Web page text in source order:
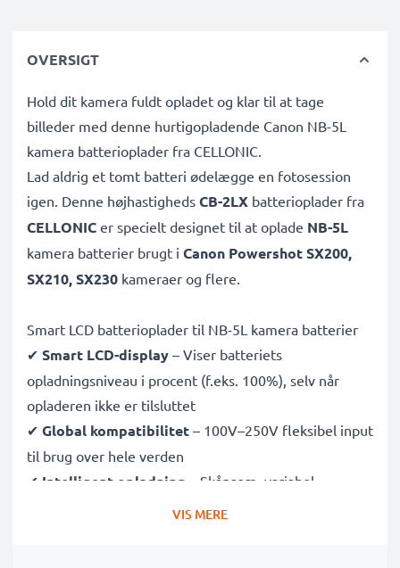
OVERSIGT
Hold dit kamera fuldt opladet og klar til at tage
billeder med denne hurtigopladende Canon NB-5L
kamera batterioplader fra CELLONIC.
Lad aldrig et tomt batteri ødelægge en fotosession
igen. Denne højhastigheds CB-2LX batterioplader fra
CELLONIC er specielt designet til at oplade NB-5L
kamera batterier brugt i Canon Powershot SX200,
SX210, SX230 kameraer og flere.
Smart LCD batterioplader til NB-5L kamera batterier
✔ Smart LCD-display – Viser batteriets
opladningsniveau i procent (f.eks. 100%), selv når
opladeren ikke er tilsluttet
✔ Global kompatibilitet – 100V–250V fleksibel input
til brug over hele verden
✔ Intelligent opladning – Skånsom, variabel
spænding forlænger batteriets levetid
VIS MERE